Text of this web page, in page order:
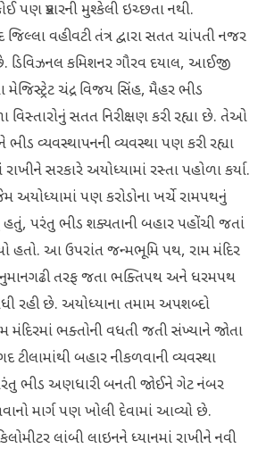
પણ પ્રકારની મુશ્કેલી ઇચ્છતા નથી.
જિલ્લા વહીવટી તંત્ર દ્વારા સતત ચાંપતી નજર
ડિવિઝનલ કમિશનર ગૌરવ દયાલ, આઈજી
મેજિસ્ટ્રેટ ચંદ્ર વિજય સિંહ, મૈહર ભીડ
વિસ્તારોનું સતત નિરીક્ષણ કરી રહ્યા છે. તેઓ
ભીડ વ્યવસ્થાપનની વ્યવસ્થા પણ કરી રહ્યા
સરકારે અયોધ્યામાં રસ્તા પહોળા કર્યા.
અયોધ્યામાં પણ કરોડોના ખર્ચે રામપથનું
હતું, પરંતુ ભીડ શક્યતાની બહાર પહોંચી જતાં
હતો. આ ઉપરાંત જન્મભૂમિ પથ, રામ મંદિર
તરફ જતા ભક્તિપથ અને ધરમપથ
રહી છે. અયોધ્યાના તમામ અપશબ્દો
મંદિરમાં ભક્તોની વધતી જતી સંખ્યાને જોતા
ટીલામાંથી બહાર નીકળવાની વ્યવસ્થા
ભીડ અણધારી બનતી જોઈને ગેટ નંબર
માર્ગ પણ ખોલી દેવામાં આવ્યો છે.
લાંબી લાઇનને ધ્યાનમાં રાખીને નવી